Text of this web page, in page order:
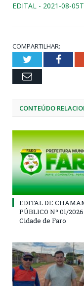
EDITAL - 2021-08-
COMPARTILHAR:
Twitter
Email
CONTEÚDO
EDITAL DE
PÚBLICO Nº 01/
Cidade de Faro